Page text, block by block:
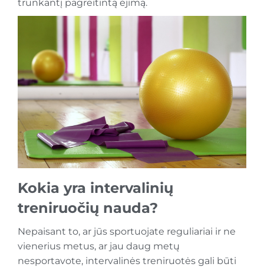
trunkantį pagreitintą ėjimą.
Kokia yra intervalinių
treniruočių nauda?
Nepaisant to, ar jūs sportuojate reguliariai ir ne
vienerius metus, ar jau daug metų
nesportavote, intervalinės treniruotės gali būti